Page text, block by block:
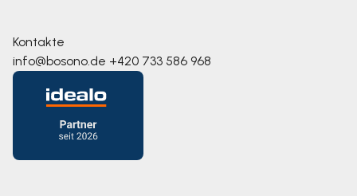
Kontakte
info@bosono.de +420 733 586 968